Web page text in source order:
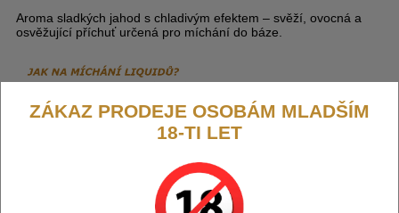
Aroma sladkých jahod s chladivým efektem – svěží, ovocná a
osvěžující příchuť určená pro míchání do báze.
FLAVOR-DRIFTER-6-SWSTRAW
ZÁKAZ PRODEJE OSOBÁM MLADŠÍM
18-TI LET